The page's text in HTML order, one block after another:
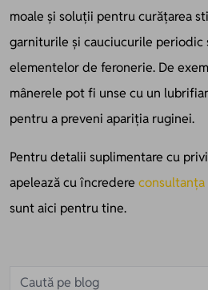
moale și soluții pentru curățarea
garniturile și cauciucurile periodic
elementelor de feronerie. De
mânerele pot fi unse cu un
pentru a preveni apariția ruginei.
Pentru detalii suplimentare cu
apelează cu încredere consultanța
sunt aici pentru tine.